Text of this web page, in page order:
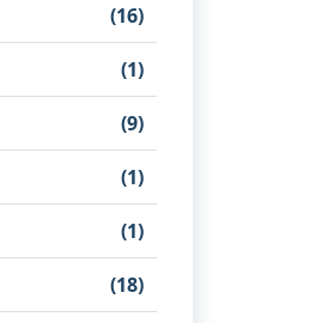
(16)
(1)
(9)
(1)
(1)
(18)